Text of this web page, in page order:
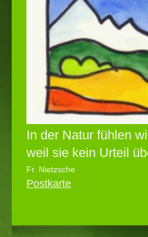
In der Natur fühlen
weil sie kein Urteil
Fr. Nietzsche
Postkarte